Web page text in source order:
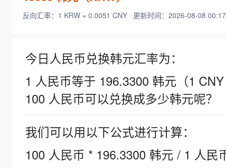
反向汇率：1 KRW = 0.0051 CNY 更新时间：2026-08-08
今日人民币兑换韩元汇率为：
1 人民币等于 196.3300 韩元（1
100 人民币可以兑换成多少韩元呢？
我们可以用以下公式进行计算：
100 人民币 * 196.3300 韩元 / 1 人民